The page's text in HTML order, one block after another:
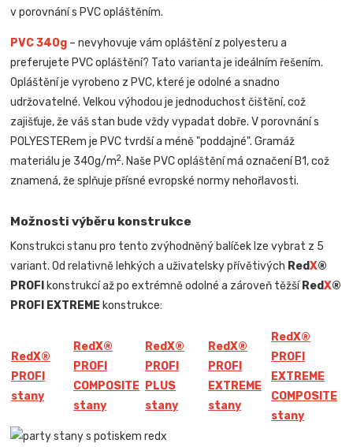
v porovnání s PVC opláštěním.
PVC 340g – nevyhovuje vám opláštění z polyesteru a
preferujete PVC opláštění? Tato varianta je ideálním řešením.
Opláštění je vyrobeno z PVC, které je odolné a snadno
udržovatelné. Velkou výhodou je jednoduchost čištění, což
zajišťuje, že váš stan bude vždy vypadat dobře. V porovnání s
POLYESTERem je PVC tvrdší a méně "poddajné". Gramáž
materiálu je 340g/m2. Naše PVC opláštění má označení B1, což
znamená, že splňuje přísné evropské normy nehořlavosti.
Možnosti výběru konstrukce
Konstrukci stanu pro tento zvýhodněný balíček lze vybrat z 5
variant. Od relativně lehkých a uživatelsky přívětivých RedX®
PROFI konstrukcí až po extrémně odolné a zároveň těžší RedX®
PROFI EXTREME konstrukce:
RedX®
PROFI
stany
RedX®
PROFI
COMPOSITE
stany
RedX®
PROFI
PLUS
stany
RedX®
PROFI
EXTREME
stany
RedX®
PROFI
EXTREME
COMPOSITE
stany